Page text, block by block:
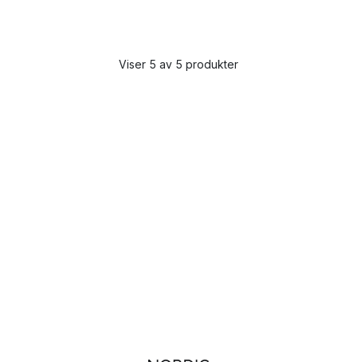
Viser 5 av 5 produkter